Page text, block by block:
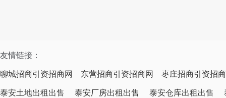
友情链接：
聊城招商引资招商网 东营招商引资招商网 枣庄招商引资招
泰安土地出租出售 泰安厂房出租出售 泰安仓库出租出售